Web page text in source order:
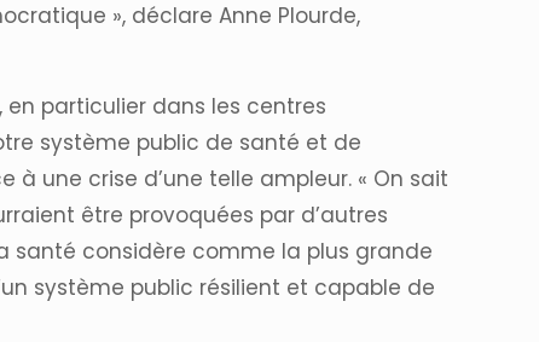
», déclareAnne Plourde,
particulier dans les centres
système public de santé et de
une crise d’une telle ampleur. « On sait
être provoquées par d’autres
santé considère comme la plus grande
système public résilient et capable de